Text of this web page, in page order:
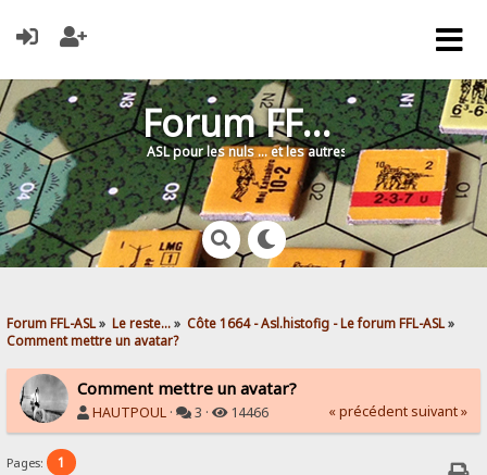
Forum FFL-ASL
ASL pour les nuls … et les autres !
Forum FFL-ASL» Le reste...» Côte 1664 - Asl.histofig - Le forum FFL-ASL»
Comment mettre un avatar?
Comment mettre un avatar?
HAUTPOUL · 3 · 14466 « précédent suivant »
Pages: 1